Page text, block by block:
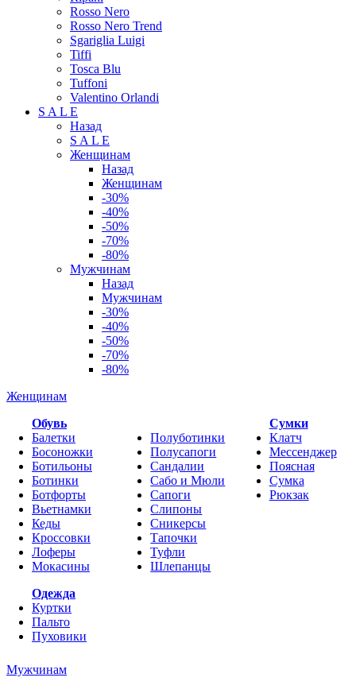
Rosso Nero
Rosso Nero Trend
Sgariglia Luigi
Tiffi
Tosca Blu
Tuffoni
Valentino Orlandi
S A L E
Назад
S A L E
Женщинам
Назад
Женщинам
-30%
-40%
-50%
-70%
-80%
Мужчинам
Назад
Мужчинам
-30%
-40%
-50%
-70%
-80%
Женщинам
Обувь
Балетки
Босоножки
Ботильоны
Ботинки
Ботфорты
Вьетнамки
Кеды
Кроссовки
Лоферы
Мокасины
Полуботинки
Полусапоги
Сандалии
Сабо и Мюли
Сапоги
Слипоны
Сникерсы
Тапочки
Туфли
Шлепанцы
Cумки
Клатч
Мессенджер
Поясная
Сумка
Рюкзак
Одежда
Куртки
Пальто
Пуховики
Мужчинам